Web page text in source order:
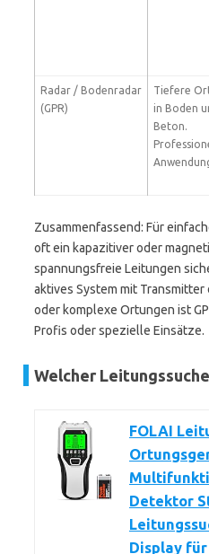
Radar / Bodenradar
(GPR)
Tiefere
in Boden
Beton.
Zusammenfassend: Für
oft ein kapazitiver oder
spannungsfreie Leitungen
aktives System mit
oder komplexe Ortungen ist
Profis oder spezielle Einsätze.
Welcher
FOLAI
Detektor
Display